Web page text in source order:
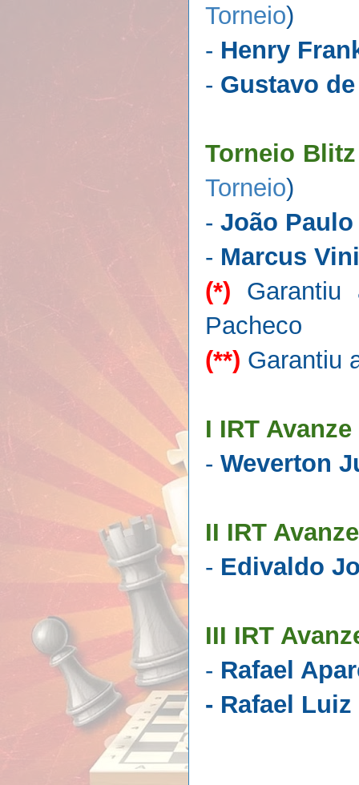
Torneio)
- Henry
- Gustavo
Torneio
Torneio)
- João
- Marcus
(*) Garantiu
Pacheco
(**) Garantiu
I IRT
- Weverton
II IRT
- Edivaldo
III IRT
- Rafael
- Rafael